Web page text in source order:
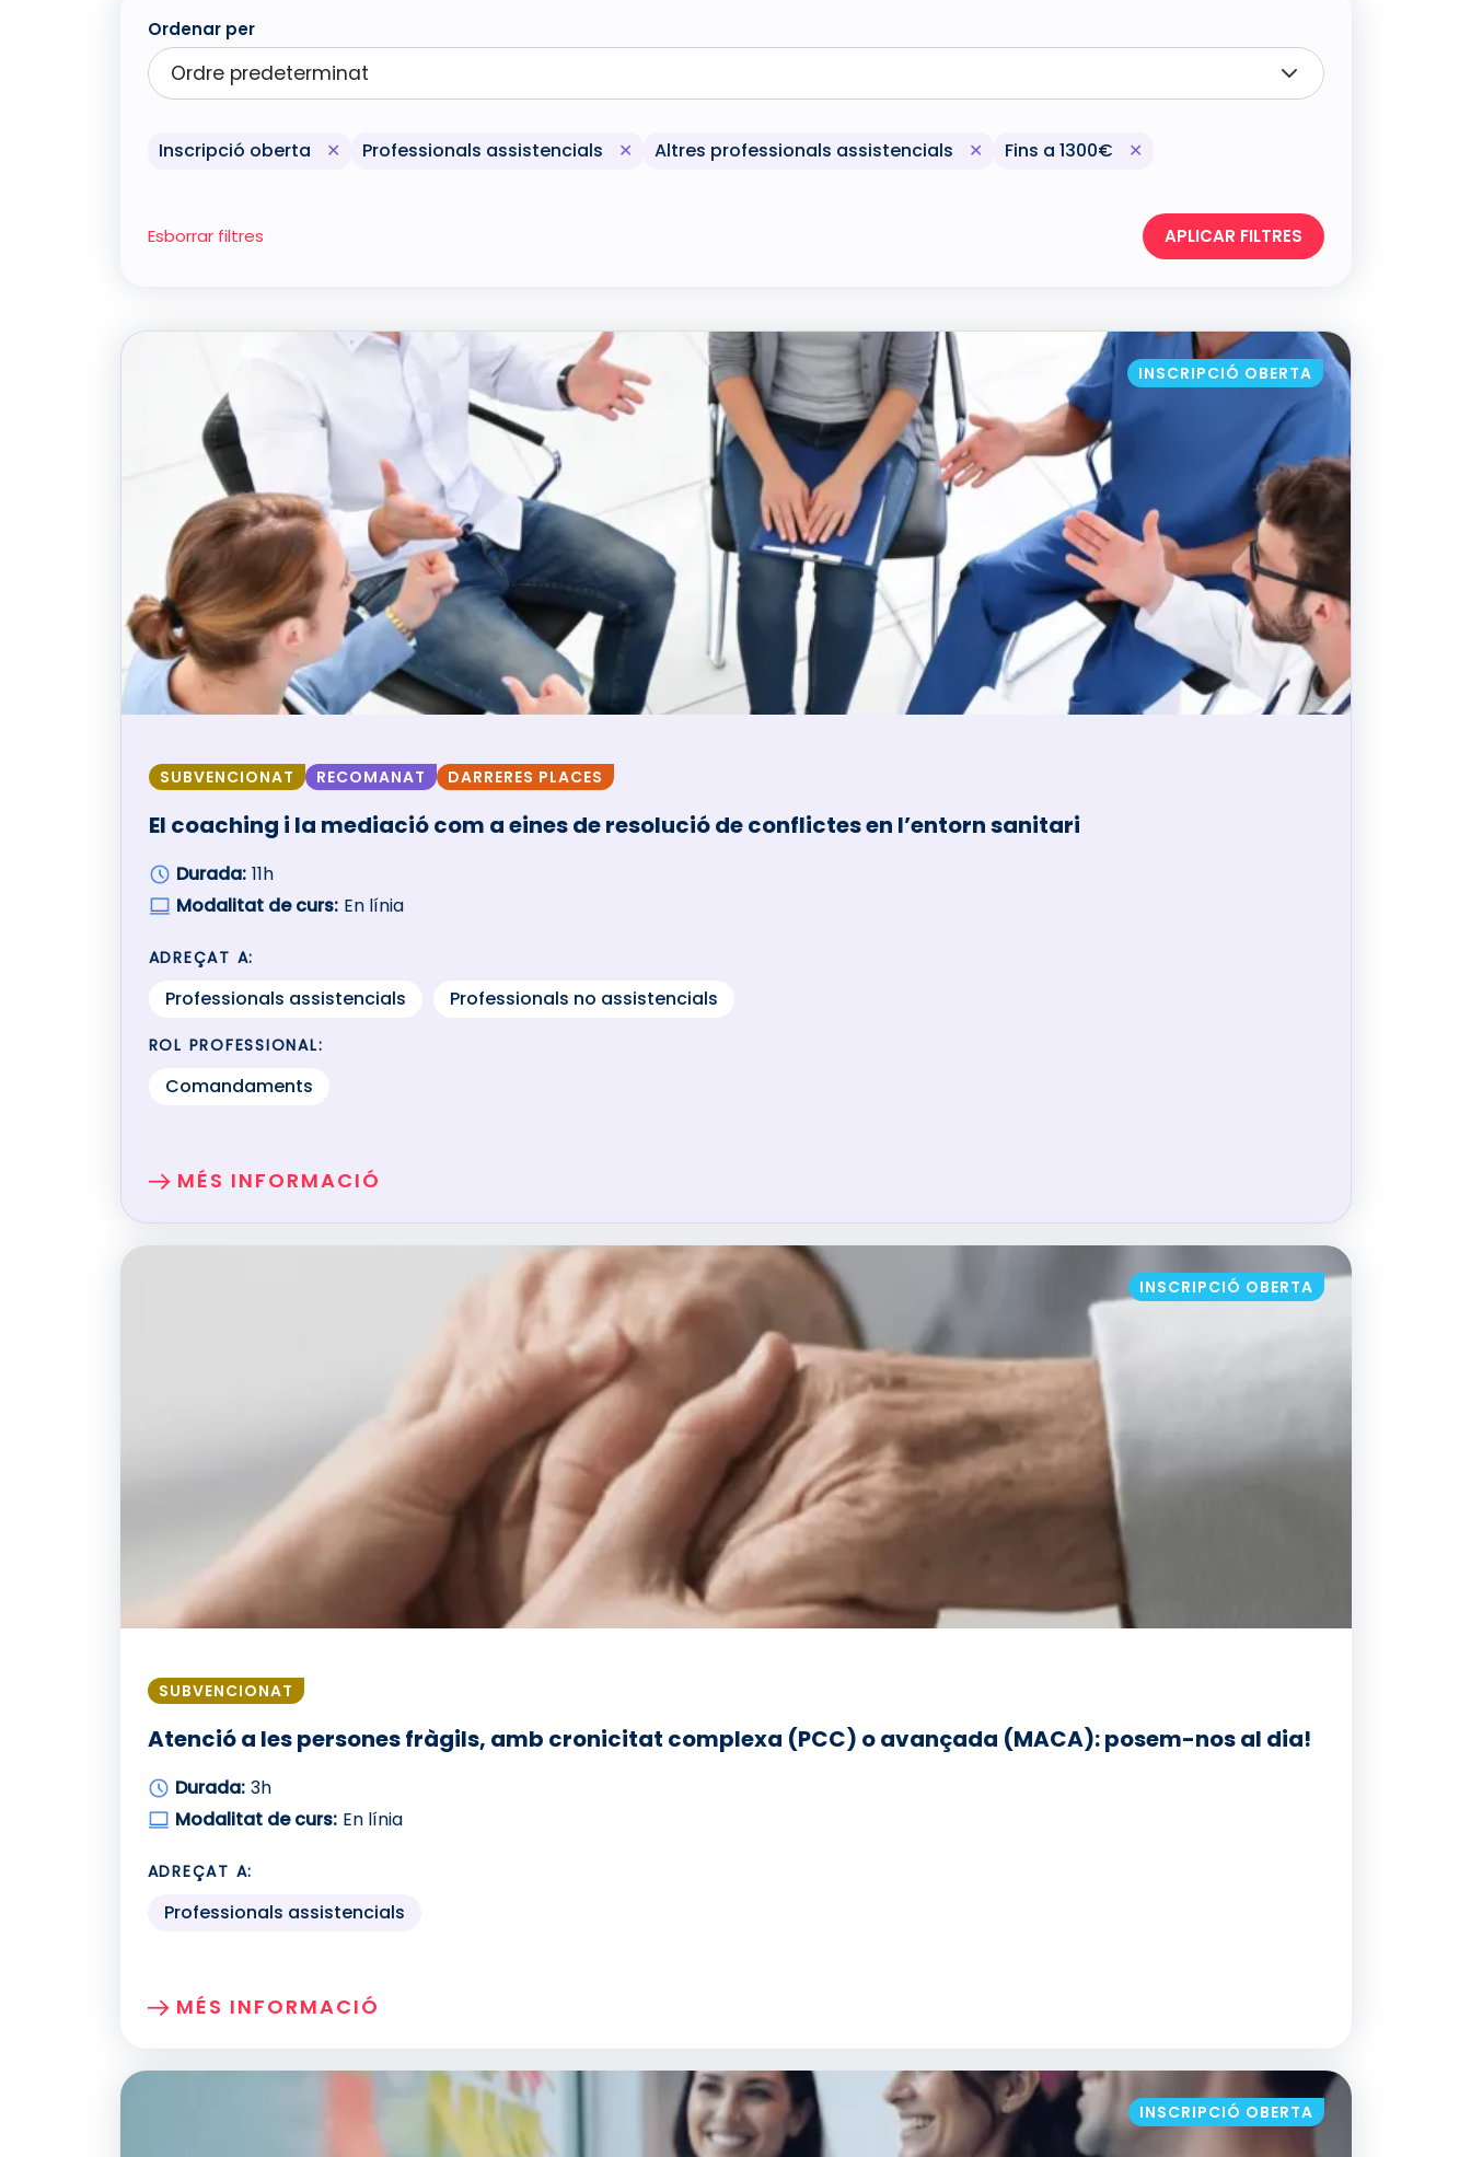
Ordenar per
Inscripció oberta ✕ Eliminar el filtre 'Inscripció oberta' del llistat actual de filtres
Professionals assistencials ✕ Eliminar el filtre 'Professionals assistencials' del llistat actual de filtres
Altres professionals assistencials ✕ Eliminar el filtre 'Altres professionals
Fins a 1300€ ✕
APLICAR FILTRES
Esborrar filtres
SUBVENCIONAT RECOMANAT DARRERES PLACES
El coaching i la mediació com a eines de resolució de conflictes en l’entorn sanitari
Durada: 11h
Modalitat de curs: En línia
ADREÇAT A:
Professionals assistencials Professionals no assistencials
ROL PROFESSIONAL:
Comandaments
MÉS INFORMACIÓ
SOBRE: EL COACHING I LA MEDIACIÓ COM A EINES DE RESOLUCIÓ DE CONFLICTES EN L’ENTORN SANITARI
INSCRIPCIÓ OBERTA
SUBVENCIONAT
Atenció a les persones fràgils, amb cronicitat complexa (PCC) o avançada (MACA): posem-nos al dia!
Durada: 3h
Modalitat de curs: En línia
ADREÇAT A:
Professionals assistencials
MÉS INFORMACIÓ
SOBRE: ATENCIÓ A LES PERSONES FRÀGILS, AMB CRONICITAT COMPLEXA (PCC) O AVANÇADA (MACA): POSEM-
INSCRIPCIÓ OBERTA
INSCRIPCIÓ OBERTA